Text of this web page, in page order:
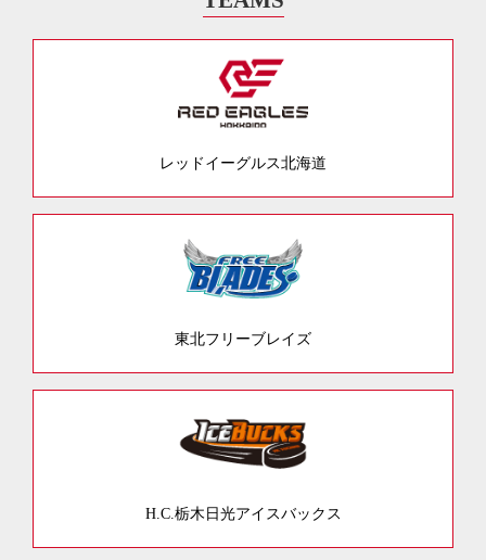
レッドイーグルス北海道
東北フリーブレイズ
H.C.栃木日光アイスバックス